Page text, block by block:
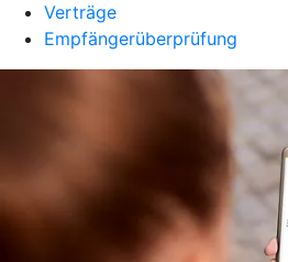
Verträge
Empfängerüberprüfung